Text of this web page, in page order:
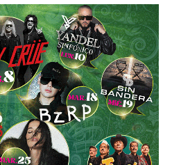
de tripas corazón, o sea
y la razón en el corazón
se requiere que la
que está por encima de
nuestros hijos, nuestra
Salir a votar no puede ser
aún de las razones